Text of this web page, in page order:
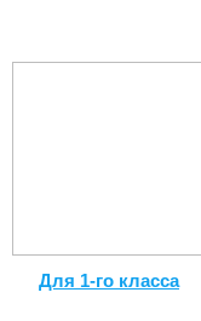
Для 1-го класса